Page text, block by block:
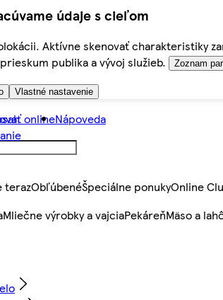
údaje s cieľom
Aktívne skenovať charakteristiky
publika a vývoj služieb.
Zoznam
Vlastné nastavenie
onlineNápoveda
terazObľúbenéŠpeciálne ponukyOnline
Mliečne výrobky a vajciaPekáreňMäso a